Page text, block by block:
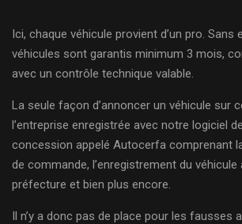
Ici, chaque véhicule provient d’un pro. Sans
véhicules sont garantis minimum 3 mois,
avec un contrôle technique valable.
La seule façon d’annoncer un véhicule sur
l’entreprise enregistrée avec notre logiciel
concession appelé Autocerfa comprenant
de commande, l’enregistrement du véhicule
préfecture et bien plus encore.
Il n’y a donc pas de place pour les fausses